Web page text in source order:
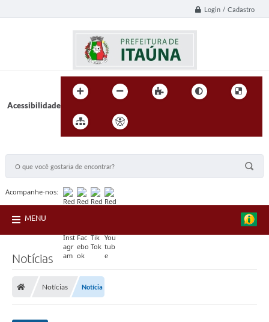
Login / Cadastro
Acessibilidade
Acompanhe-nos:
MENU
Notícias
Notícias Notícia